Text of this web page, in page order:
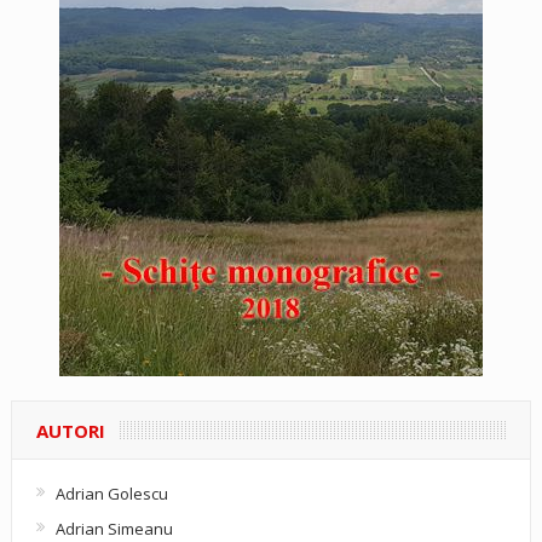
AUTORI
Adrian Golescu
Adrian Simeanu